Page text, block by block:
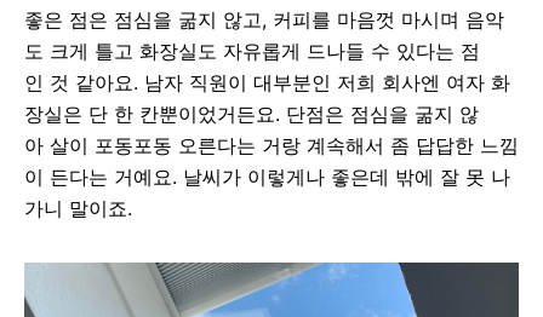
좋은 점은 점심을 굶지 않고, 커피를 마음껏 마시며 음악
도 크게 틀고 화장실도 자유롭게 드나들 수 있다는 점
인 것 같아요. 남자 직원이 대부분인 저희 회사엔 여자 화
장실은 단 한 칸뿐이었거든요. 단점은 점심을 굶지 않
아 살이 포동포동 오른다는 거랑 계속해서 좀 답답한 느낌
이 든다는 거예요. 날씨가 이렇게나 좋은데 밖에 잘 못 나
가니 말이죠.